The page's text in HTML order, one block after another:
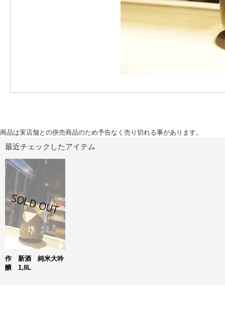
商品は実店舗との併売商品のため予告なく売り切れる事があります。
最近チェックしたアイテム
作 新酒 純米大吟
醸 1,8L